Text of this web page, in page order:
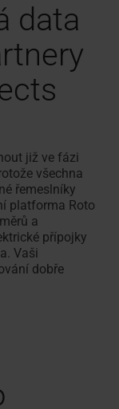
data
již ve fázi
všechna
řemeslníky
platforma Roto
a
přípojky
Vaši
dobře